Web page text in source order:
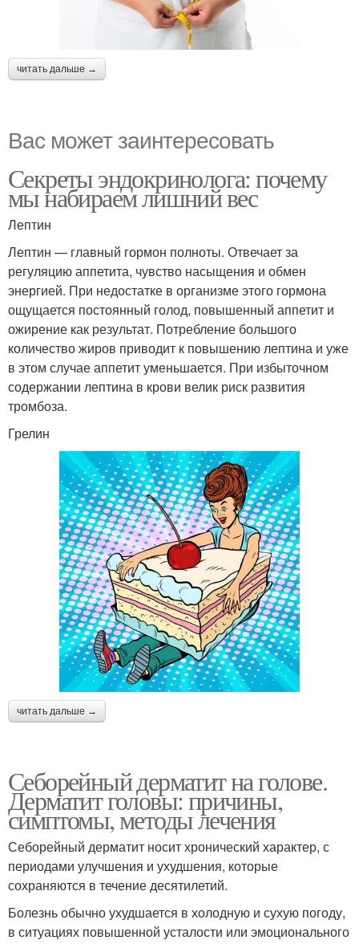
читать дальше →
Вас может заинтересовать
Секреты эндокринолога: почему
мы набираем лишний вес
Лептин
Лептин — главный гормон полноты. Отвечает за
регуляцию аппетита, чувство насыщения и обмен
энергией. При недостатке в организме этого гормона
ощущается постоянный голод, повышенный аппетит и
ожирение как результат. Потребление большого
количество жиров приводит к повышению лептина и уже
в этом случае аппетит уменьшается. При избыточном
содержании лептина в крови велик риск развития
тромбоза.
Грелин
читать дальше →
Себорейный дерматит на голове.
Дерматит головы: причины,
симптомы, методы лечения
Себорейный дерматит носит хронический характер, с
периодами улучшения и ухудшения, которые
сохраняются в течение десятилетий.
Болезнь обычно ухудшается в холодную и сухую погоду,
в ситуациях повышенной усталости или эмоционального